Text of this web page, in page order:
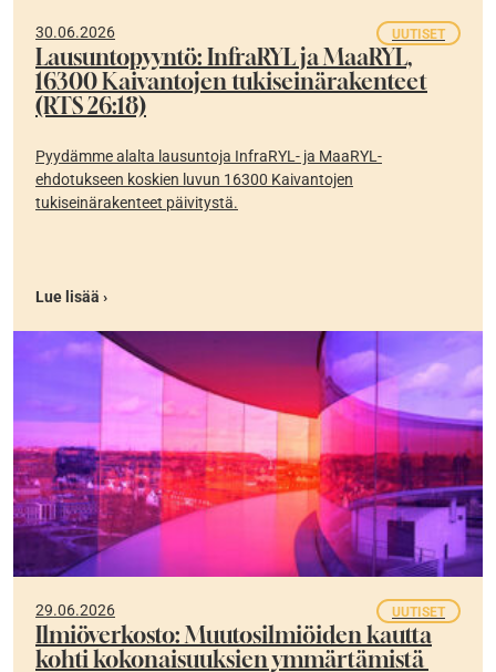
30.06.2026 UUTISET
Lausuntopyyntö: InfraRYL ja MaaRYL,
16300 Kaivantojen tukiseinärakenteet
(RTS 26:18)
Pyydämme alalta lausuntoja InfraRYL- ja MaaRYL-
ehdotukseen koskien luvun 16300 Kaivantojen
tukiseinärakenteet päivitystä.
Lue lisää ›
29.06.2026 UUTISET
Ilmiöverkosto: Muutosilmiöiden kautta
kohti kokonaisuuksien ymmärtämistä